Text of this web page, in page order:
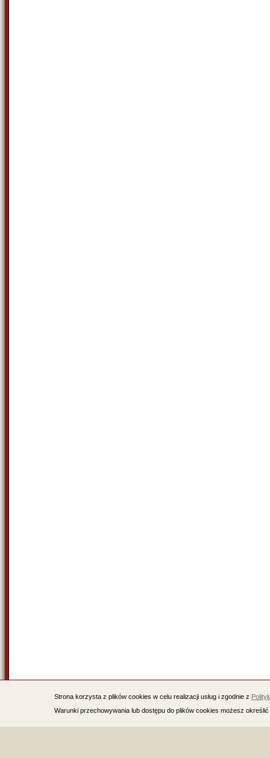
Strona korzysta z plików cookies w celu realizacji usług i zgodnie z
Warunki przechowywania lub dostępu do plików cookies możesz